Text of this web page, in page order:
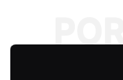
혼적콜-